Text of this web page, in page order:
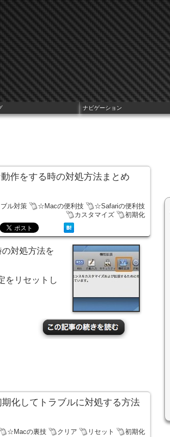
作をする時の対処方法まとめ
ル対策 ☆Macの便利技
☆Safariの便利技
カスタマイズ
初期化
対処方法を
をリセットし
化してトラブルに対処する方法
☆Macの裏技 クリア リセット 初期化
ナビゲーション